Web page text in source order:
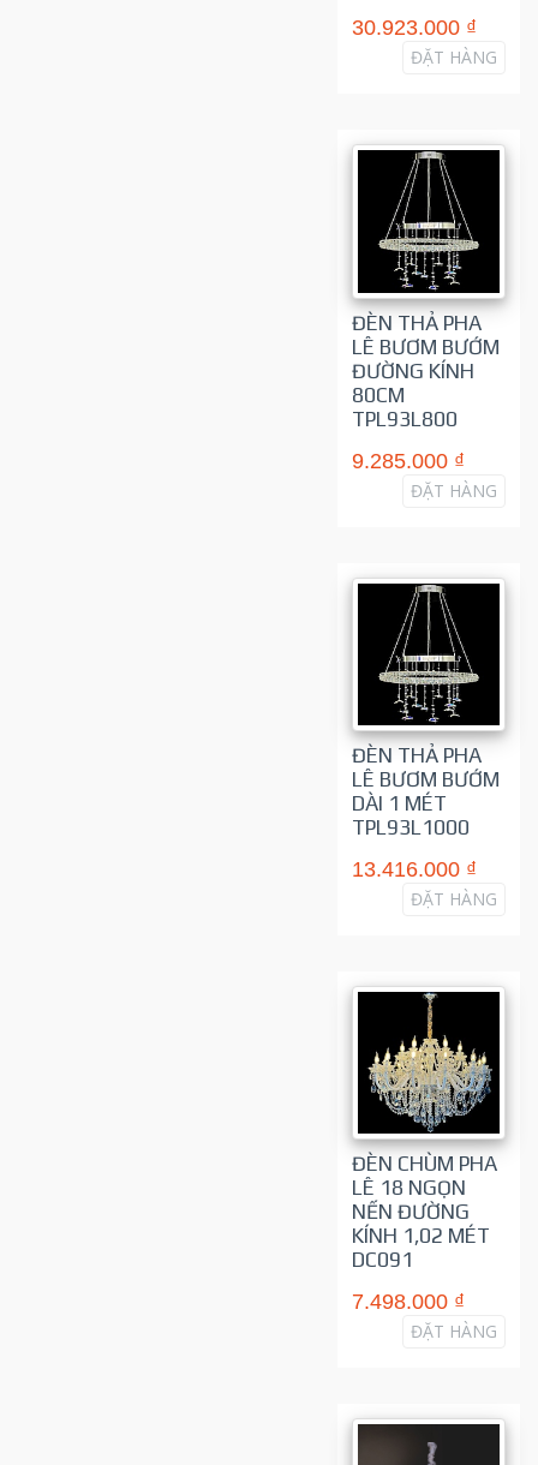
30.923.000 ₫
ĐẶT HÀNG
ĐÈN THẢ PHA
LÊ BƯƠM BƯỚM
ĐƯỜNG KÍNH
80CM
TPL93L800
9.285.000 ₫
ĐẶT HÀNG
ĐÈN THẢ PHA
LÊ BƯƠM BƯỚM
DÀI 1 MÉT
TPL93L1000
13.416.000 ₫
ĐẶT HÀNG
ĐÈN CHÙM PHA
LÊ 18 NGỌN
NẾN ĐƯỜNG
KÍNH 1,02 MÉT
DC091
7.498.000 ₫
ĐẶT HÀNG